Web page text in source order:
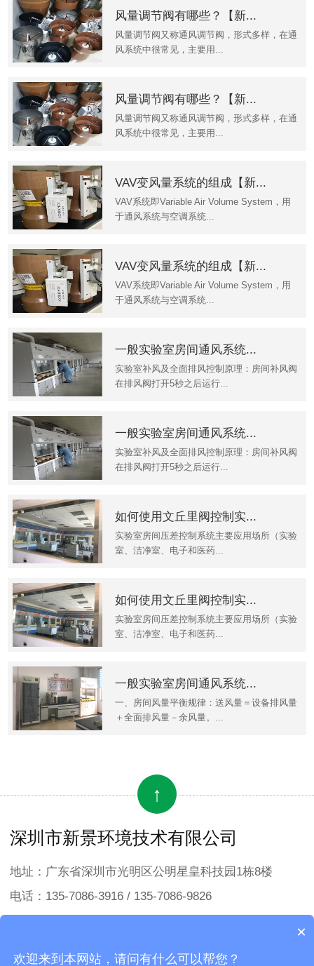
风量调节阀有哪些？【新...
风量调节阀又称通风调节阀，形式多样，在通
风系统中很常见，主要用...
风量调节阀有哪些？【新...
风量调节阀又称通风调节阀，形式多样，在通
风系统中很常见，主要用...
VAV变风量系统的组成【新...
VAV系统即Variable Air Volume System，用
于通风系统与空调系统...
VAV变风量系统的组成【新...
VAV系统即Variable Air Volume System，用
于通风系统与空调系统...
一般实验室房间通风系统...
实验室补风及全面排风控制原理：房间补风阀
在排风阀打开5秒之后运行...
一般实验室房间通风系统...
实验室补风及全面排风控制原理：房间补风阀
在排风阀打开5秒之后运行...
如何使用文丘里阀控制实...
实验室房间压差控制系统主要应用场所（实验
室、洁净室、电子和医药...
如何使用文丘里阀控制实...
实验室房间压差控制系统主要应用场所（实验
室、洁净室、电子和医药...
一般实验室房间通风系统...
一、房间风量平衡规律：送风量＝设备排风量
＋全面排风量－余风量。...
↑
深圳市新景环境技术有限公司
地址：广东省深圳市光明区公明星皇科技园1栋8楼
电话：135-7086-3916 / 135-7086-9826
×
欢迎来到本网站，请问有什么可以帮您？